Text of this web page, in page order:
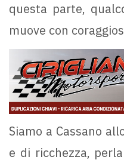
questa parte,
muove con
Siamo a Cassano
e di ricchezza,